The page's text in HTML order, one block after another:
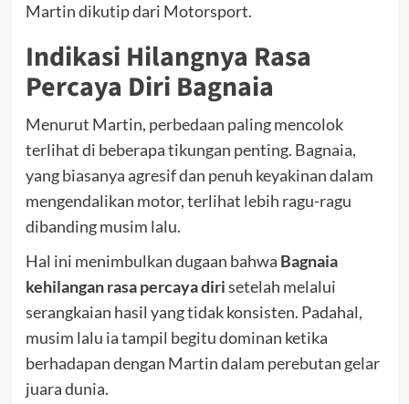
Martin dikutip dari Motorsport.
Indikasi Hilangnya Rasa
Percaya Diri Bagnaia
Menurut Martin, perbedaan paling mencolok
terlihat di beberapa tikungan penting. Bagnaia,
yang biasanya agresif dan penuh keyakinan dalam
mengendalikan motor, terlihat lebih ragu-ragu
dibanding musim lalu.
Hal ini menimbulkan dugaan bahwa Bagnaia
kehilangan rasa percaya dirisetelah melalui
serangkaian hasil yang tidak konsisten. Padahal,
musim lalu ia tampil begitu dominan ketika
berhadapan dengan Martin dalam perebutan gelar
juara dunia.